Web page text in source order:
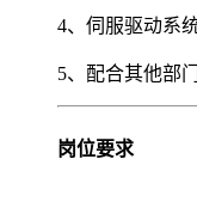
4、伺服驱动系
5、配合其他部
岗位要求